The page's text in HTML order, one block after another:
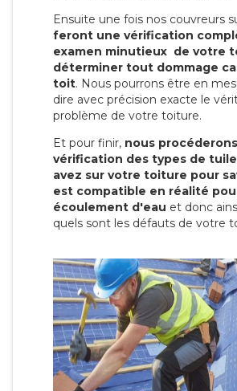
Ensuite une fois nos couvreurs
feront une vérification
examen minutieux de votre
déterminer tout dommage
toit. Nous pourrons être en
dire avec précision exacte le
problème de votre toiture.
Et pour finir, nous
vérification des types de
avez sur votre toiture pour
est compatible en réalité
écoulement d'eau et donc
quels sont les défauts de votre